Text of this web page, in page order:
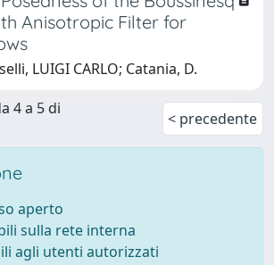
Anisotropic Filter for
LUIGI CARLO; Catania, D.
4 a 5 di
< precedente
aperto
sulla rete interna
agli utenti autorizzati